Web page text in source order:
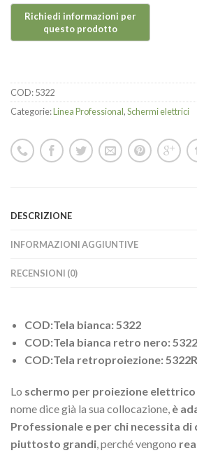
COD:5322
Categorie:Linea Professional,Schermi elettrici
DESCRIZIONE
INFORMAZIONI AGGIUNTIVE
RECENSIONI (0)
COD:Tela bianca: 5322
COD:Tela bianca retro nero:
COD:Tela retroproiezione:
Lo schermo per proiezione
nome dice già la sua collocazione, è
Professionale e per chi necessita di
piuttosto grandi , perché vengono